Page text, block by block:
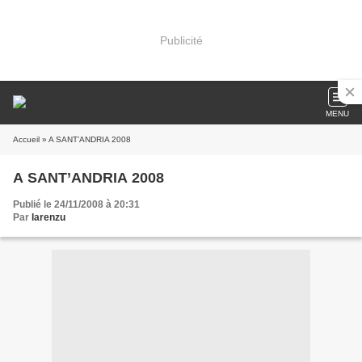
Publicité
MENU
Accueil » A SANT’ANDRIA 2008
A SANT’ANDRIA 2008
Publié le 24/11/2008 à 20:31
Par larenzu